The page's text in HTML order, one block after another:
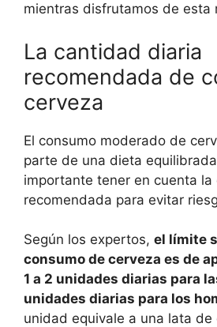
mientras disfrutamos de esta
La cantidad diaria
recomendada de
cerveza
El consumo moderado de
parte de una dieta
importante tener en cuenta la
recomendada para evitar
Según los expertos, el límite
consumo de cerveza es de
1 a 2 unidades diarias para
unidades diarias para los
unidad equivale a una lata de